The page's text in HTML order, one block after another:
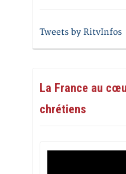
Tweets by RitvInfos
La France au
chrétiens